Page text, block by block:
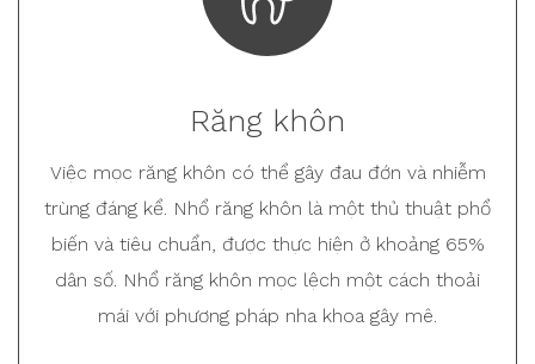
Răng khôn
Việc mọc răng khôn có thể gây đau đớn và nhiễm
trùng đáng kể. Nhổ răng khôn là một thủ thuật phổ
biến và tiêu chuẩn, được thực hiện ở khoảng 65%
dân số. Nhổ răng khôn mọc lệch một cách thoải
mái với phương pháp nha khoa gây mê.